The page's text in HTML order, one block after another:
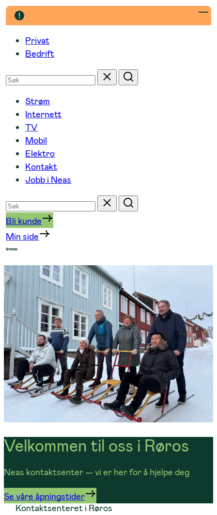
Hopp
til
innholdPrivat
Bedrift
Søk
etter
Tilbakestill
Søk
Strøm
Internett
TV
Mobil
Elektro
Kontakt
Jobb i Neas
Søk
etter
Tilbakestill
Søk
Bli kunde
Min side
Velkommen til oss i Røros
Neas kontaktsenter — vi er her for å hjelpe deg
Se våre åpningstider
Kontaktsenteret i Røros